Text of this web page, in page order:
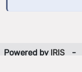
Powered by IRIS -